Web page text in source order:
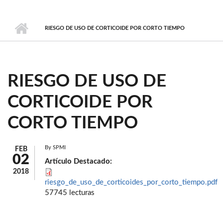
RIESGO DE USO DE CORTICOIDE POR CORTO TIEMPO
RIESGO DE USO DE
CORTICOIDE POR
CORTO TIEMPO
FEB
02
2018
By SPMI
Artículo Destacado:
riesgo_de_uso_de_corticoides_por_corto_tiempo.pdf
57745 lecturas